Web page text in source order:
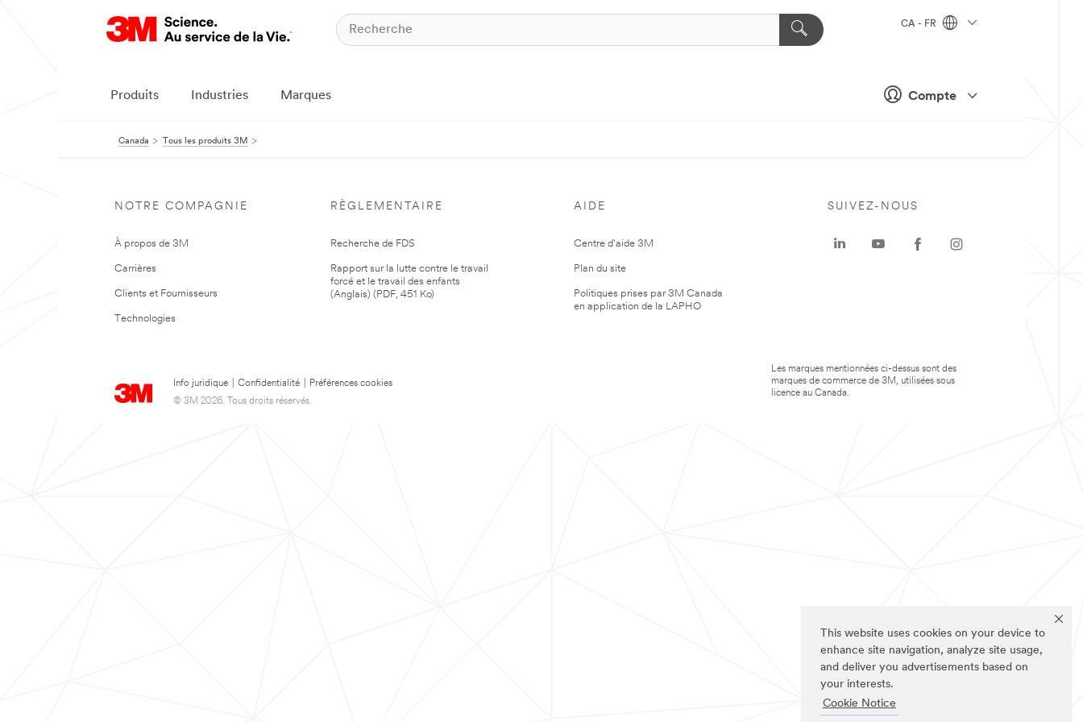
This website uses cookies on your device to
enhance site navigation, analyze site usage,
and deliver you advertisements based on
your interests.
Cookie Notice
Compte
CA - FR
Produits Industries Marques
Canada Tous les produits 3M
NOTRE COMPAGNIE
À propos de 3M
Carrières
Clients et Fournisseurs
Technologies
RÈGLEMENTAIRE
Recherche de FDS
Rapport sur la lutte contre le travail
forcé et le travail des enfants
(Anglais) (PDF, 451 Ko)
AIDE
Centre d'aide 3M
Plan du site
Politiques prises par 3M Canada
en application de la LAPHO
Info juridique Confidentialité
Préférences cookies
© 3M 2026. Tous droits réservés.
SUIVEZ-NOUS
Les marques mentionnées ci-dessus sont des
marques de commerce de 3M, utilisées sous
licence au Canada.